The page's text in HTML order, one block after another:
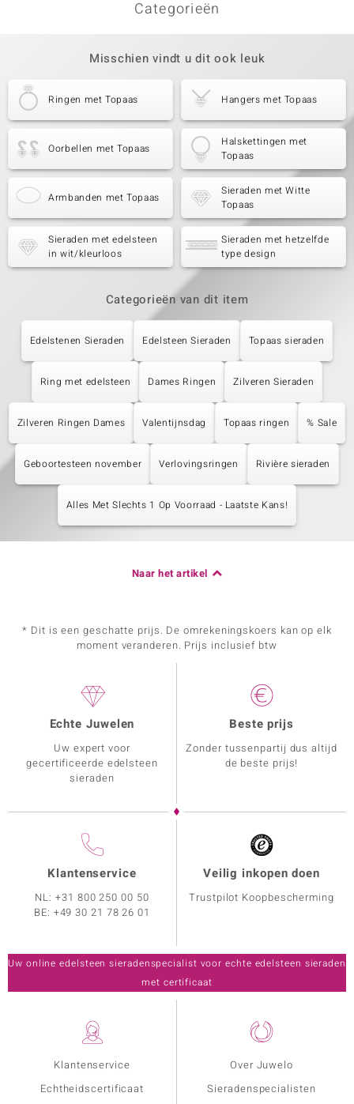
Categorieën
Misschien vindt u dit ook leuk
Ringen met Topaas Hangers met Topaas
Oorbellen met Topaas
Halskettingen met
Topaas
Armbanden met Topaas
Sieraden met Witte
Topaas
Sieraden met edelsteen
in wit/kleurloos
Sieraden met hetzelfde
type design
Categorieën van dit item
Edelstenen Sieraden Edelsteen Sieraden Topaas sieraden
Ring met edelsteen Dames Ringen Zilveren Sieraden
Zilveren Ringen Dames Valentijnsdag Topaas ringen % Sale
Geboortesteen november Verlovingsringen Rivière sieraden
Alles Met Slechts 1 Op Voorraad - Laatste Kans!
Naar het artikel
* Dit is een geschatte prijs. De omrekeningskoers kan op elk
moment veranderen. Prijs inclusief btw
Klantenservice
Echtheidscertificaat
Over Juwelo
Sieradenspecialisten
Echte Juwelen
Uw expert voor
gecertificeerde edelsteen
sieraden
Beste prijs
Zonder tussenpartij dus altijd
de beste prijs!
Klantenservice
NL:+31 800 250 00 50
BE: +49 30 21 78 26 01
Veilig inkopen doen
Trustpilot Koopbescherming
Uw online edelsteen sieradenspecialist voor echte edelsteen sieraden
met certificaat